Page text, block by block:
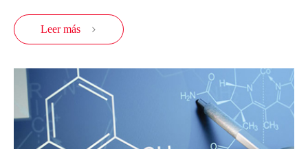
Leer más 